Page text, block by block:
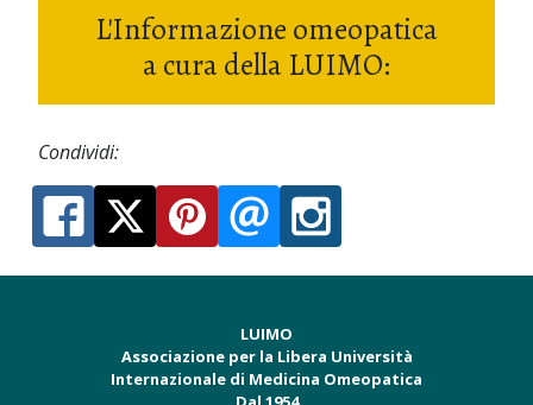
L'Informazione omeopatica
a cura della LUIMO:
Condividi:
LUIMO
Associazione per la Libera Università
Internazionale di Medicina Omeopatica